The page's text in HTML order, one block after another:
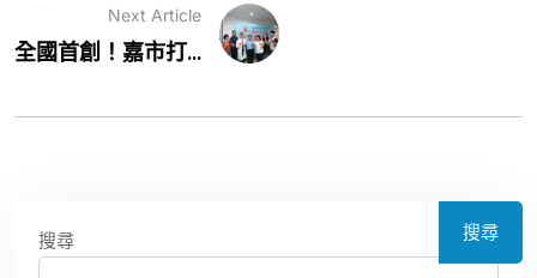
Next Article
全國首創！嘉市打...
搜尋 搜尋